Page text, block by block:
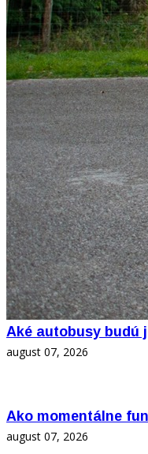
Aké autobusy budú
august 07, 2026
Ako momentálne
august 07, 2026